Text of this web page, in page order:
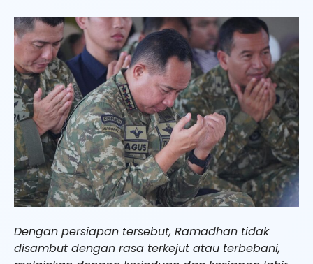
Dengan persiapan tersebut, Ramadhan tidak
disambut dengan rasa terkejut atau terbebani,